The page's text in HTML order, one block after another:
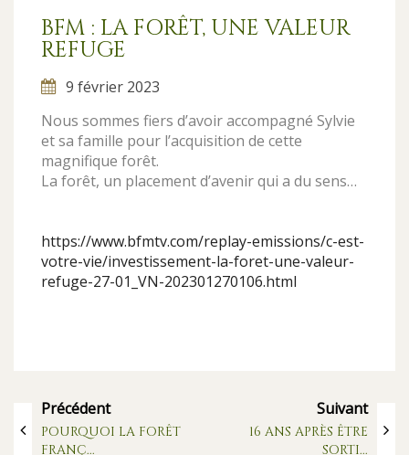
BFM : LA FORÊT, UNE VALEUR
REFUGE
9 février 2023
Nous sommes fiers d’avoir accompagné Sylvie
et sa famille pour l’acquisition de cette
magnifique forêt.
La forêt, un placement d’avenir qui a du sens…
https://www.bfmtv.com/replay-emissions/c-est-
votre-vie/investissement-la-foret-une-valeur-
refuge-27-01_VN-202301270106.html
Précédent
POURQUOI LA FORÊT
FRANÇ...
Suivant
16 ANS APRÈS ÊTRE
SORTI...